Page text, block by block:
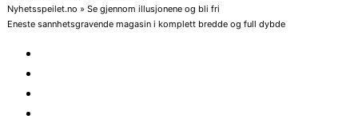
Nyhetsspeilet.no » Se gjennom illusjonene og bli fri
Eneste sannhetsgravende magasin i komplett bredde og full dybde